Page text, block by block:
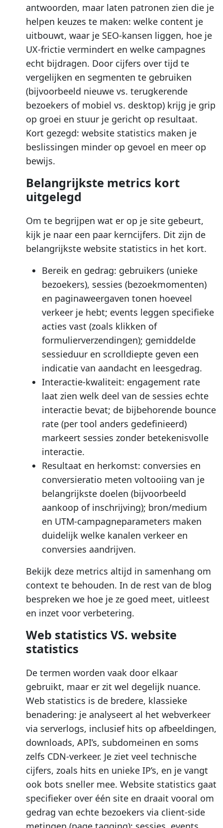
antwoorden, maar laten patronen zien die je
helpen keuzes te maken: welke content je
uitbouwt, waar je SEO-kansen liggen, hoe je
UX-frictie vermindert en welke campagnes
echt bijdragen. Door cijfers over tijd te
vergelijken en segmenten te gebruiken
(bijvoorbeeld nieuwe vs. terugkerende
bezoekers of mobiel vs. desktop) krijg je grip
op groei en stuur je gericht op resultaat.
Kort gezegd: website statistics maken je
beslissingen minder op gevoel en meer op
bewijs.
Belangrijkste metrics kort
uitgelegd
Om te begrijpen wat er op je site gebeurt,
kijk je naar een paar kerncijfers. Dit zijn de
belangrijkste website statistics in het kort.
Bereik en gedrag: gebruikers (unieke
bezoekers), sessies (bezoekmomenten)
en paginaweergaven tonen hoeveel
verkeer je hebt; events leggen specifieke
acties vast (zoals klikken of
formulierverzendingen); gemiddelde
sessieduur en scrolldiepte geven een
indicatie van aandacht en leesgedrag.
Interactie-kwaliteit: engagement rate
laat zien welk deel van de sessies echte
interactie bevat; de bijbehorende bounce
rate (per tool anders gedefinieerd)
markeert sessies zonder betekenisvolle
interactie.
Resultaat en herkomst: conversies en
conversieratio meten voltooiing van je
belangrijkste doelen (bijvoorbeeld
aankoop of inschrijving); bron/medium
en UTM-campagneparameters maken
duidelijk welke kanalen verkeer en
conversies aandrijven.
Bekijk deze metrics altijd in samenhang om
context te behouden. In de rest van de blog
bespreken we hoe je ze goed meet, uitleest
en inzet voor verbetering.
Web statistics VS. website
statistics
De termen worden vaak door elkaar
gebruikt, maar er zit wel degelijk nuance.
Web statistics is de bredere, klassieke
benadering: je analyseert al het webverkeer
via serverlogs, inclusief hits op afbeeldingen,
downloads, API’s, subdomeinen en soms
zelfs CDN-verkeer. Je ziet veel technische
cijfers, zoals hits en unieke IP’s, en je vangt
ook bots sneller mee. Website statistics gaat
specifieker over één site en draait vooral om
gedrag van echte bezoekers via client-side